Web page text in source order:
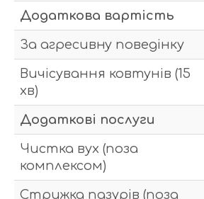
Додаткова вартість
За агресивну поведінку
Вичісування ковтунів (15
хв)
Додаткові послуги
Чистка вух (поза
комплексом)
Стрижка пазурів (поза